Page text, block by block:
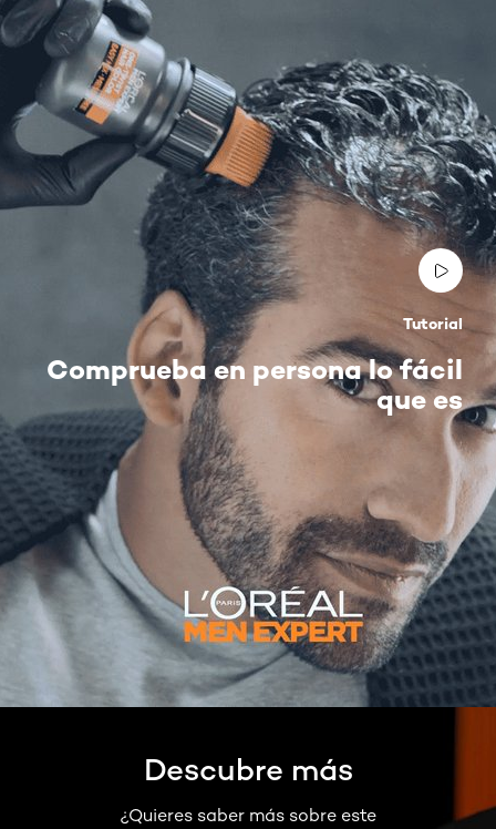
Tutorial
Comprueba en persona lo fácil
que es
Descubre más
¿Quieres saber más sobre este